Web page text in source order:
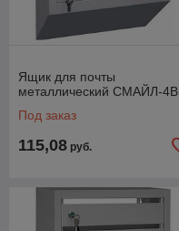
Ящик для почты
металлический СМАЙЛ-4В
Под заказ
115,08 руб.